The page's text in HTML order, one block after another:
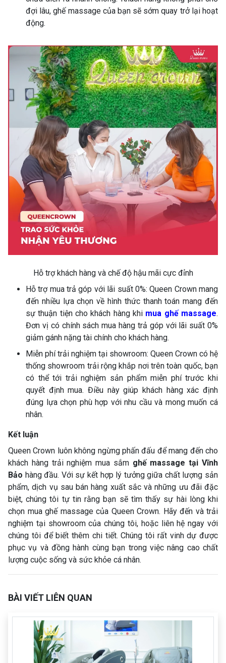
đợi lâu, ghế massage của bạn sẽ sớm quay trở lại hoạt
động.
Hỗ trợ khách hàng và chế độ hậu mãi cực đỉnh
Hỗ trợ mua trả góp với lãi suất 0%: Queen Crown mang
đến nhiều lựa chọn về hình thức thanh toán mang đến
sự thuận tiện cho khách hàng khi mua ghế massage.
Đơn vị có chính sách mua hàng trả góp với lãi suất 0%
giảm gánh nặng tài chính cho khách hàng.
Miễn phí trải nghiệm tại showroom: Queen Crown có hệ
thống showroom trải rộng khắp nơi trên toàn quốc, bạn
có thể tới trải nghiệm sản phẩm miễn phí trước khi
quyết định mua. Điều này giúp khách hàng xác định
đúng lựa chọn phù hợp với nhu cầu và mong muốn cá
nhân.
Kết luận
Queen Crown luôn không ngừng phấn đấu để mang đến cho
khách hàng trải nghiệm mua sắm ghế massage tại Vĩnh
Bảo hàng đầu. Với sự kết hợp lý tưởng giữa chất lượng sản
phẩm, dịch vụ sau bán hàng xuất sắc và những ưu đãi đặc
biệt, chúng tôi tự tin rằng bạn sẽ tìm thấy sự hài lòng khi
chọn mua ghế massage của Queen Crown. Hãy đến và trải
nghiệm tại showroom của chúng tôi, hoặc liên hệ ngay với
chúng tôi để biết thêm chi tiết. Chúng tôi rất vinh dự được
phục vụ và đồng hành cùng bạn trong việc nâng cao chất
lượng cuộc sống và sức khỏe cá nhân.
BÀI VIẾT LIÊN QUAN